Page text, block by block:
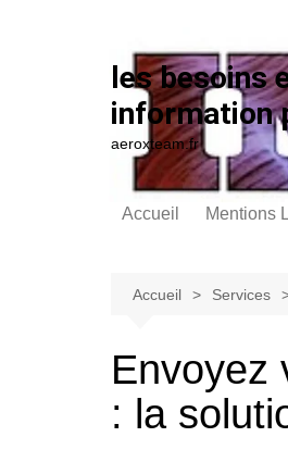
les besoins
information
aeroxteam.fr
Accueil Mentions
Accueil Services
Envoyez
: la